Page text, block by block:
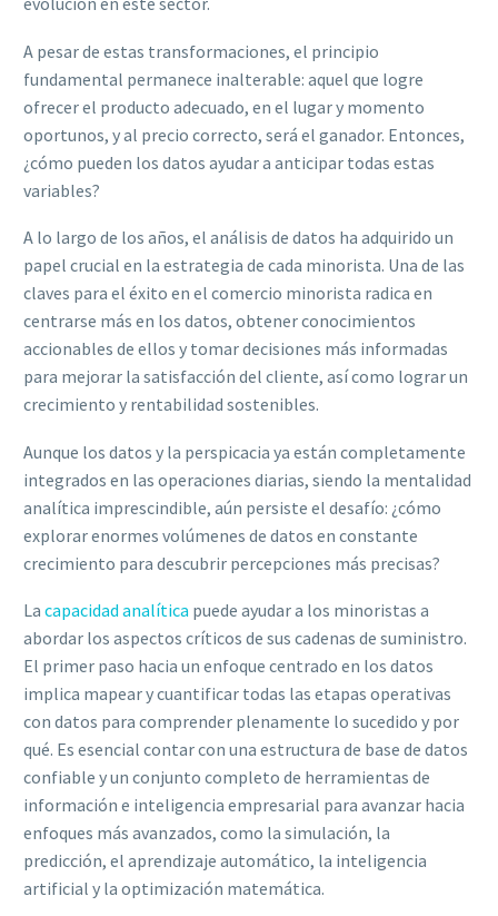
A pesar de estas transformaciones, el principio
fundamental permanece inalterable: aquel que logre
ofrecer el producto adecuado, en el lugar y momento
oportunos, y al precio correcto, será el ganador. Entonces,
¿cómo pueden los datos ayudar a anticipar todas estas
variables?
A lo largo de los años, el análisis de datos ha adquirido un
papel crucial en la estrategia de cada minorista. Una de las
claves para el éxito en el comercio minorista radica en
centrarse más en los datos, obtener conocimientos
accionables de ellos y tomar decisiones más informadas
para mejorar la satisfacción del cliente, así como lograr un
crecimiento y rentabilidad sostenibles.
Aunque los datos y la perspicacia ya están completamente
integrados en las operaciones diarias, siendo la mentalidad
analítica imprescindible, aún persiste el desafío: ¿cómo
explorar enormes volúmenes de datos en constante
crecimiento para descubrir percepciones más precisas?
La capacidad analítica puede ayudar a los minoristas a
abordar los aspectos críticos de sus cadenas de suministro.
El primer paso hacia un enfoque centrado en los datos
implica mapear y cuantificar todas las etapas operativas
con datos para comprender plenamente lo sucedido y por
qué. Es esencial contar con una estructura de base de datos
confiable y un conjunto completo de herramientas de
información e inteligencia empresarial para avanzar hacia
enfoques más avanzados, como la simulación, la
predicción, el aprendizaje automático, la inteligencia
artificial y la optimización matemática.